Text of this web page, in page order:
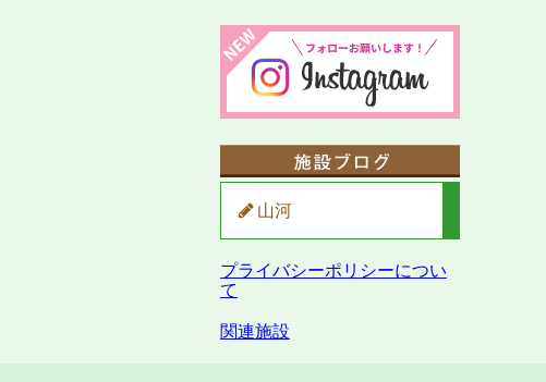
山河
プライバシーポリシーについ
て
関連施設